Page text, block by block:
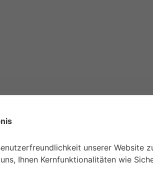
unserer Website
Ihnen Kernfunktionalitäten wie